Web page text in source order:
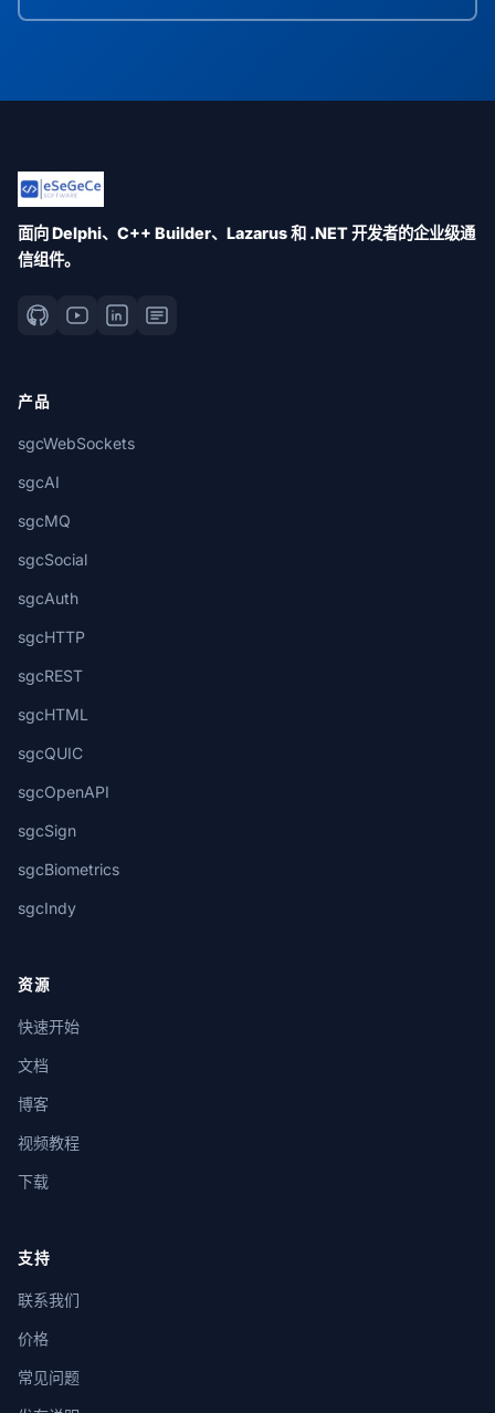
面向 Delphi、C++ Builder、Lazarus 和 .NET 开发者的企业级通
信组件。
产品
sgcWebSockets
sgcAI
sgcMQ
sgcSocial
sgcAuth
sgcHTTP
sgcREST
sgcHTML
sgcQUIC
sgcOpenAPI
sgcSign
sgcBiometrics
sgcIndy
资源
快速开始
文档
博客
视频教程
下载
支持
联系我们
价格
常见问题